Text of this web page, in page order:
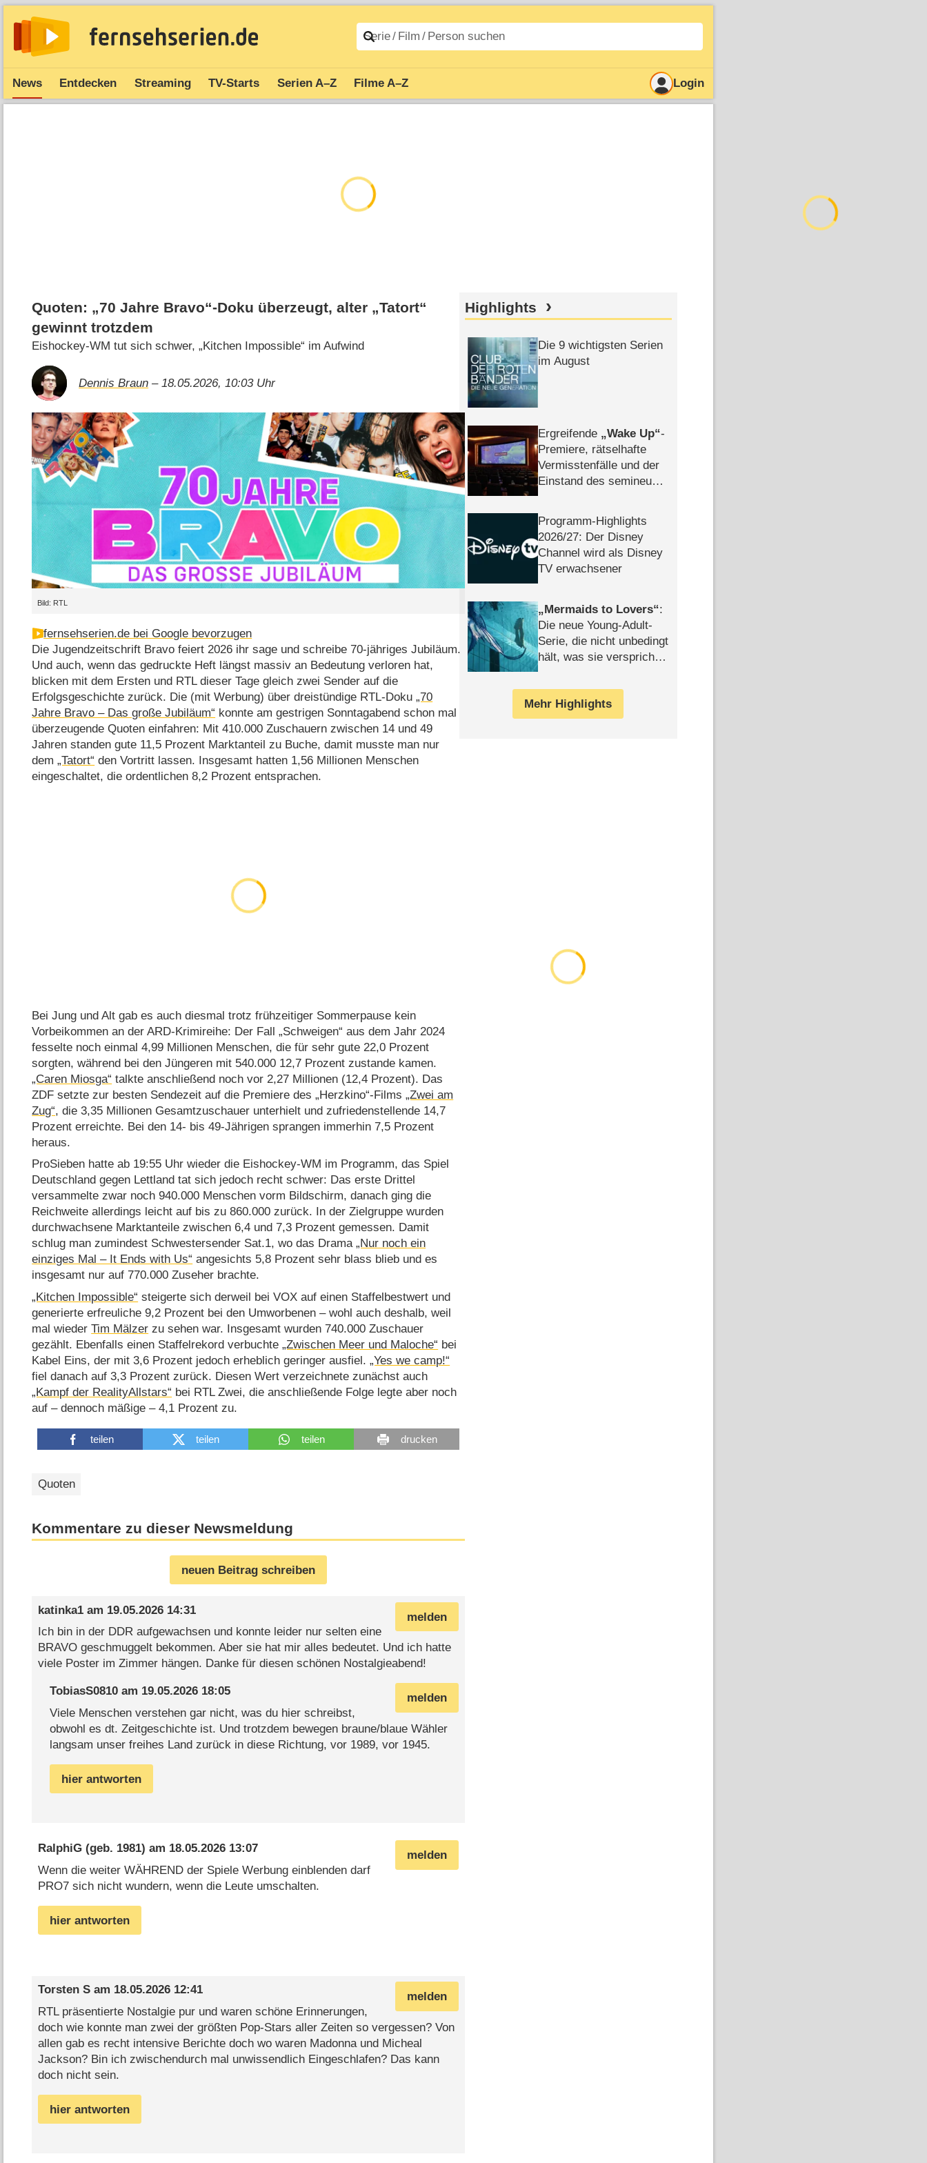
News Entdecken Streaming TV-Starts Serien A–Z Filme A–Z Login
Quoten: „70 Jahre Bravo“-Doku überzeugt, alter „Tatort“
gewinnt trotzdem
Eishockey-WM tut sich schwer, „Kitchen Impossible“ im Aufwind
Dennis Braun – 18.05.2026, 10:03 Uhr
Bild: RTL
fernsehserien.de bei Google bevorzugen
Die Jugendzeitschrift Bravo feiert 2026 ihr sage und schreibe 70-jähriges Jubiläum.
Und auch, wenn das gedruckte Heft längst massiv an Bedeutung verloren hat,
blicken mit dem Ersten und RTL dieser Tage gleich zwei Sender auf die
Erfolgsgeschichte zurück. Die (mit Werbung) über dreistündige RTL-Doku„70
Jahre Bravo – Das große Jubiläum“ konnte am gestrigen Sonntagabend schon mal
überzeugende Quoten einfahren: Mit 410.000 Zuschauern zwischen 14 und 49
Jahren standen gute 11,5 Prozent Marktanteil zu Buche, damit musste man nur
dem„Tatort“ den Vortritt lassen. Insgesamt hatten 1,56 Millionen Menschen
eingeschaltet, die ordentlichen 8,2 Prozent entsprachen.
Bei Jung und Alt gab es auch diesmal trotz frühzeitiger Sommerpause kein
Vorbeikommen an der ARD-Krimireihe: Der Fall „Schweigen“ aus dem Jahr 2024
fesselte noch einmal 4,99 Millionen Menschen, die für sehr gute 22,0 Prozent
sorgten, während bei den Jüngeren mit 540.000 12,7 Prozent zustande kamen.
„Caren Miosga“ talkte anschließend noch vor 2,27 Millionen (12,4 Prozent). Das
ZDF setzte zur besten Sendezeit auf die Premiere des „Herzkino“-Films„Zwei am
Zug“, die 3,35 Millionen Gesamtzuschauer unterhielt und zufriedenstellende 14,7
Prozent erreichte. Bei den 14- bis 49-Jährigen sprangen immerhin 7,5 Prozent
heraus.
ProSieben hatte ab 19:55 Uhr wieder die Eishockey-WM im Programm, das Spiel
Deutschland gegen Lettland tat sich jedoch recht schwer: Das erste Drittel
versammelte zwar noch 940.000 Menschen vorm Bildschirm, danach ging die
Reichweite allerdings leicht auf bis zu 860.000 zurück. In der Zielgruppe wurden
durchwachsene Marktanteile zwischen 6,4 und 7,3 Prozent gemessen. Damit
schlug man zumindest Schwestersender Sat.1, wo das Drama„Nur noch ein
einziges Mal – It Ends with Us“ angesichts 5,8 Prozent sehr blass blieb und es
insgesamt nur auf 770.000 Zuseher brachte.
„Kitchen Impossible“ steigerte sich derweil bei VOX auf einen Staffelbestwert und
generierte erfreuliche 9,2 Prozent bei den Umworbenen – wohl auch deshalb, weil
mal wiederTim Mälzer zu sehen war. Insgesamt wurden 740.000 Zuschauer
gezählt. Ebenfalls einen Staffelrekord verbuchte„Zwischen Meer und Maloche“ bei
Kabel Eins, der mit 3,6 Prozent jedoch erheblich geringer ausfiel.„Yes we camp!“
fiel danach auf 3,3 Prozent zurück. Diesen Wert verzeichnete zunächst auch
„Kampf der RealityAllstars“ bei RTL Zwei, die anschließende Folge legte aber noch
auf – dennoch mäßige – 4,1 Prozent zu.
teilen teilen teilen drucken
Quoten
Kommentare zu dieser Newsmeldung
neuen Beitrag schreiben
melden
katinka1am 19.05.2026 14:31
Ich bin in der DDR aufgewachsen und konnte leider nur selten eine
BRAVO geschmuggelt bekommen. Aber sie hat mir alles bedeutet. Und ich hatte
viele Poster im Zimmer hängen. Danke für diesen schönen Nostalgieabend!
melden
TobiasS0810am 19.05.2026 18:05
Viele Menschen verstehen gar nicht, was du hier schreibst,
obwohl es dt. Zeitgeschichte ist. Und trotzdem bewegen braune/blaue Wähler
langsam unser freihes Land zurück in diese Richtung, vor 1989, vor 1945.
hier antworten
melden
RalphiG(geb. 1981) am 18.05.2026 13:07
Wenn die weiter WÄHREND der Spiele Werbung einblenden darf
PRO7 sich nicht wundern, wenn die Leute umschalten.
hier antworten
melden
Torsten Sam 18.05.2026 12:41
RTL präsentierte Nostalgie pur und waren schöne Erinnerungen,
doch wie konnte man zwei der größten Pop-Stars aller Zeiten so vergessen? Von
allen gab es recht intensive Berichte doch wo waren Madonna und Micheal
Jackson? Bin ich zwischendurch mal unwissendlich Eingeschlafen? Das kann
doch nicht sein.
hier antworten
Highlights
Die 9 wichtigsten Serien
im August
Ergreifende Wake Up -
Premiere, rätselhafte
Vermisstenfälle und der
Einstand des semineuen
Programm-Highlights
2026/​27: Der Disney
Channel wird als Disney
TV erwachsener
Mermaids to Lovers :
Die neue Young-Adult-
Serie, die nicht unbedingt
hält, was sie verspricht –
Mehr Highlights